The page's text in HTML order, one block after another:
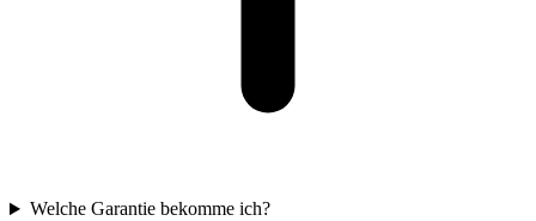
Welche Garantie bekomme ich?